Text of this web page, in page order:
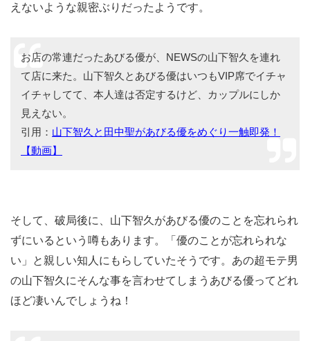
えないような親密ぶりだったようです。
お店の常連だったあびる優が、NEWSの山下智久を連れ
て店に来た。山下智久とあびる優はいつもVIP席でイチャ
イチャしてて、本人達は否定するけど、カップルにしか
見えない。
引用： 山下智久と田中聖があびる優をめぐり一触即発！
【動画】
そして、破局後に、山下智久があびる優のことを忘れられ
ずにいるという噂もあります。「優のことが忘れられな
い」と親しい知人にもらしていたそうです。あの超モテ男
の山下智久にそんな事を言わせてしまうあびる優ってどれ
ほど凄いんでしょうね！